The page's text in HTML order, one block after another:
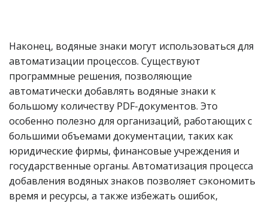
Наконец, водяные знаки могут использоваться для
автоматизации процессов. Существуют
программные решения, позволяющие
автоматически добавлять водяные знаки к
большому количеству PDF-документов. Это
особенно полезно для организаций, работающих с
большими объемами документации, таких как
юридические фирмы, финансовые учреждения и
государственные органы. Автоматизация процесса
добавления водяных знаков позволяет сэкономить
время и ресурсы, а также избежать ошибок,